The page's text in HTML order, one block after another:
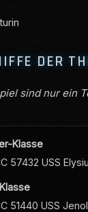
DER
sind nur ein
Klasse
57432 USS
51440 USS